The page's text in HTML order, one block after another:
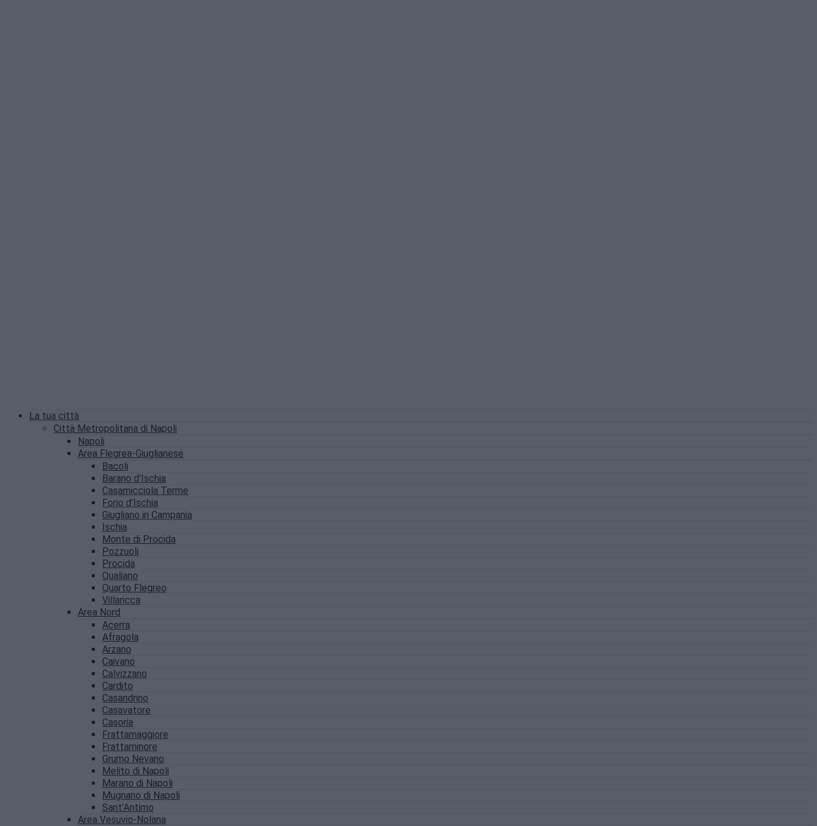
La tua città
Città Metropolitana di Napoli
Napoli
Area Flegrea-Giuglianese
Bacoli
Barano d’Ischia
Casamicciola Terme
Forio d’Ischia
Giugliano in Campania
Ischia
Monte di Procida
Pozzuoli
Procida
Qualiano
Quarto Flegreo
Villaricca
Area Nord
Acerra
Afragola
Arzano
Caivano
Calvizzano
Cardito
Casandrino
Casavatore
Casoria
Frattamaggiore
Frattaminore
Grumo Nevano
Melito di Napoli
Marano di Napoli
Mugnano di Napoli
Sant’Antimo
Area Vesuvio-Nolana